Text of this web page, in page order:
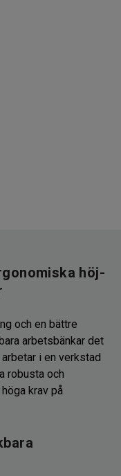
höj-
och en bättre
arbetsbänkar det
i en verkstad
robusta och
krav på